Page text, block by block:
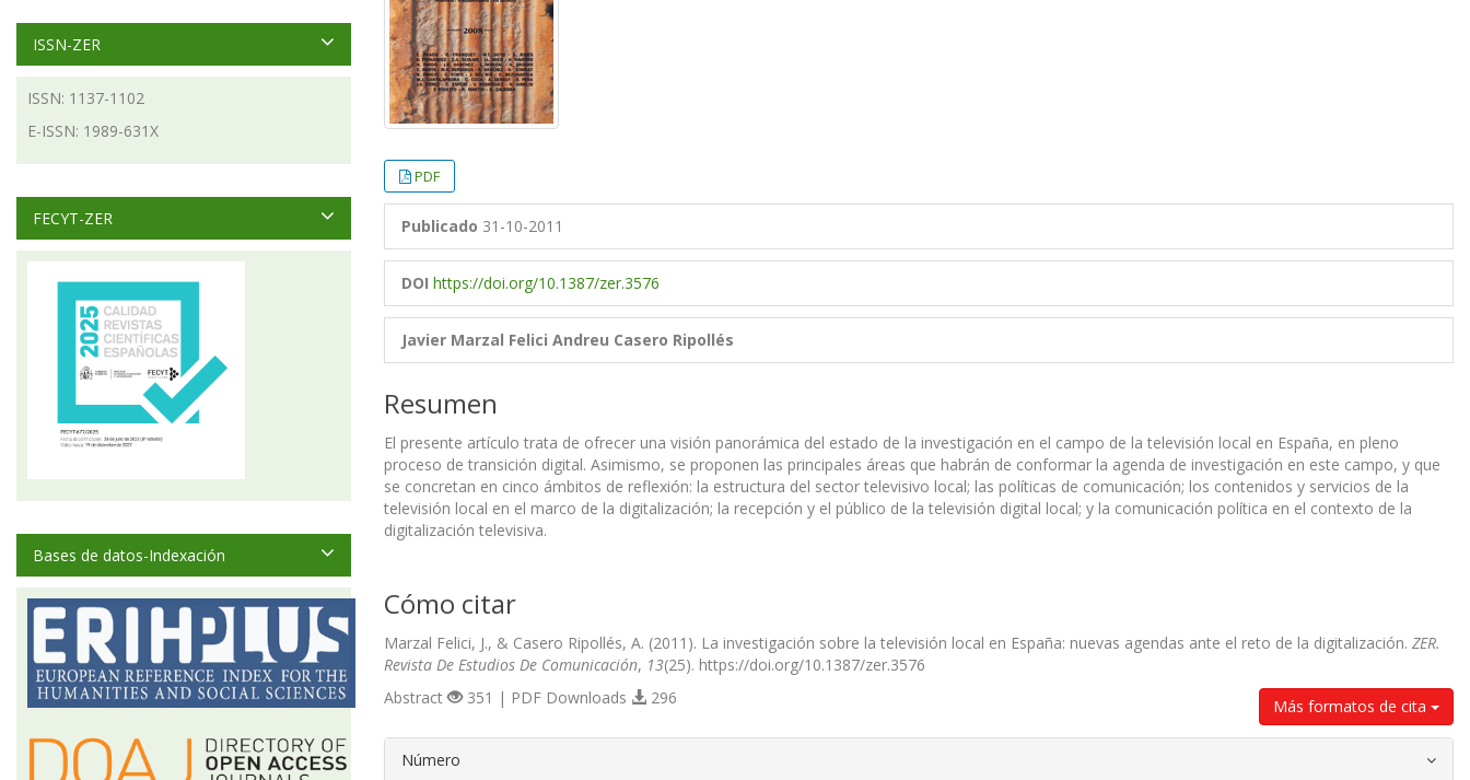
PDF
Publicado 31-10-2011
DOI https://doi.org/10.1387/zer.3576
Javier Marzal Felici Andreu Casero Ripollés
Resumen
El presente artículo trata de ofrecer una visión panorámica del estado de la investigación en el campo de la televisión local en España, en pleno
proceso de transición digital. Asimismo, se proponen las principales áreas que habrán de conformar la agenda de investigación en este campo, y que
se concretan en cinco ámbitos de reflexión: la estructura del sector televisivo local; las políticas de comunicación; los contenidos y servicios de la
televisión local en el marco de la digitalización; la recepción y el público de la televisión digital local; y la comunicación política en el contexto de la
digitalización televisiva.
Cómo citar
Marzal Felici, J., & Casero Ripollés, A. (2011). La investigación sobre la televisión local en España: nuevas agendas ante el reto de la digitalización. ZER.
Revista De Estudios De Comunicación, 13(25). https://doi.org/10.1387/zer.3576
Más formatos de cita
Abstract 351 | PDF Downloads 296
##plugins.themes.bootstrap3.article.details##
Número
ISSN-ZER
ISSN: 1137-1102
E-ISSN: 1989-631X
FECYT-ZER
Bases de datos-Indexación